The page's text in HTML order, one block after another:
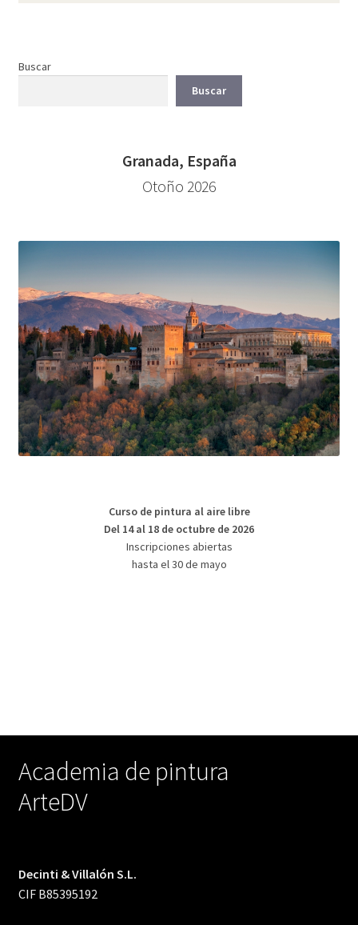
Buscar
Buscar
Granada, España
Otoño 2026
Curso de pintura al aire libre
Del 14 al 18 de octubre de 2026
Inscripciones abiertas
hasta el 30 de mayo
Academia de pintura
ArteDV
Decinti & Villalón S.L.
CIF B85395192